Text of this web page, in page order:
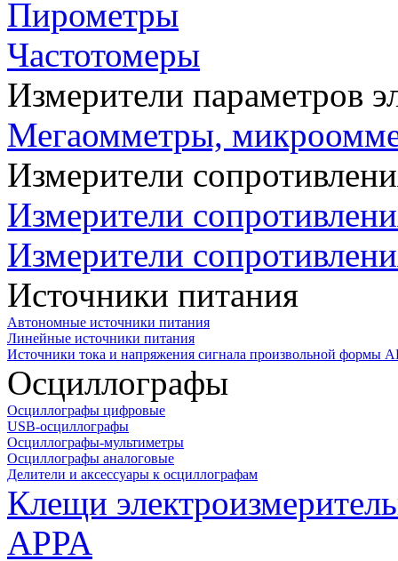
Пирометры
Частотомеры
Измерители параметров
Мегаомметры,
Измерители
Измерители
Измерители
Источники питания
Автономные источники питания
Линейные источники питания
Источники тока и напряжения сигнала произвольной формы
Осциллографы
Осциллографы цифровые
USB-осциллографы
Осциллографы-мультиметры
Осциллографы аналоговые
Делители и аксессуары к осциллографам
Клещи
APPA